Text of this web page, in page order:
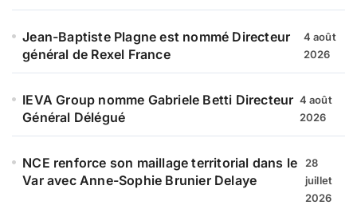
Jean-Baptiste Plagne est nommé Directeur
général de Rexel France
4 août
2026
IEVA Group nomme Gabriele Betti Directeur
Général Délégué
4 août
2026
NCE renforce son maillage territorial dans le
Var avec Anne-Sophie Brunier Delaye
28
juillet
2026